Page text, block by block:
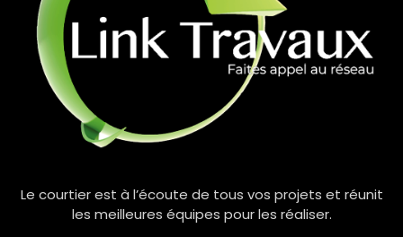
Le courtier est à l’écoute de tous vos projets et réunit
les meilleures équipes pour les réaliser.